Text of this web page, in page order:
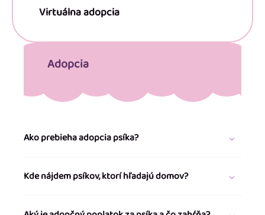
Virtuálna adopcia
Adopcia
Ako prebieha adopcia psíka?
Kde nájdem psíkov, ktorí hľadajú domov?